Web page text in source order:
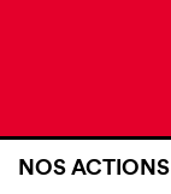
NOS ACTIONS